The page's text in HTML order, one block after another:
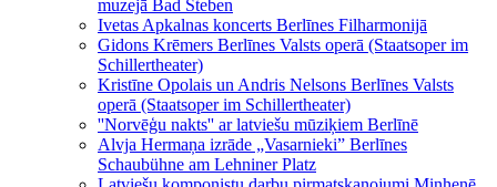
muzejā Bad Steben
Ivetas Apkalnas koncerts Berlīnes Filharmonijā
Gidons Krēmers Berlīnes Valsts operā (Staatsoper im
Schillertheater)
Kristīne Opolais un Andris Nelsons Berlīnes Valsts
operā (Staatsoper im Schillertheater)
''Norvēģu nakts'' ar latviešu mūziķiem Berlīnē
Alvja Hermaņa izrāde „Vasarnieki” Berlīnes
Schaubühne am Lehniner Platz